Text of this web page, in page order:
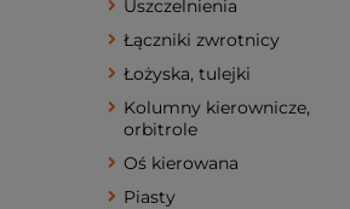
Uszczelnienia
Łączniki zwrotnicy
Łożyska, tulejki
Kolumny kierownicze,
orbitrole
Oś kierowana
Piasty